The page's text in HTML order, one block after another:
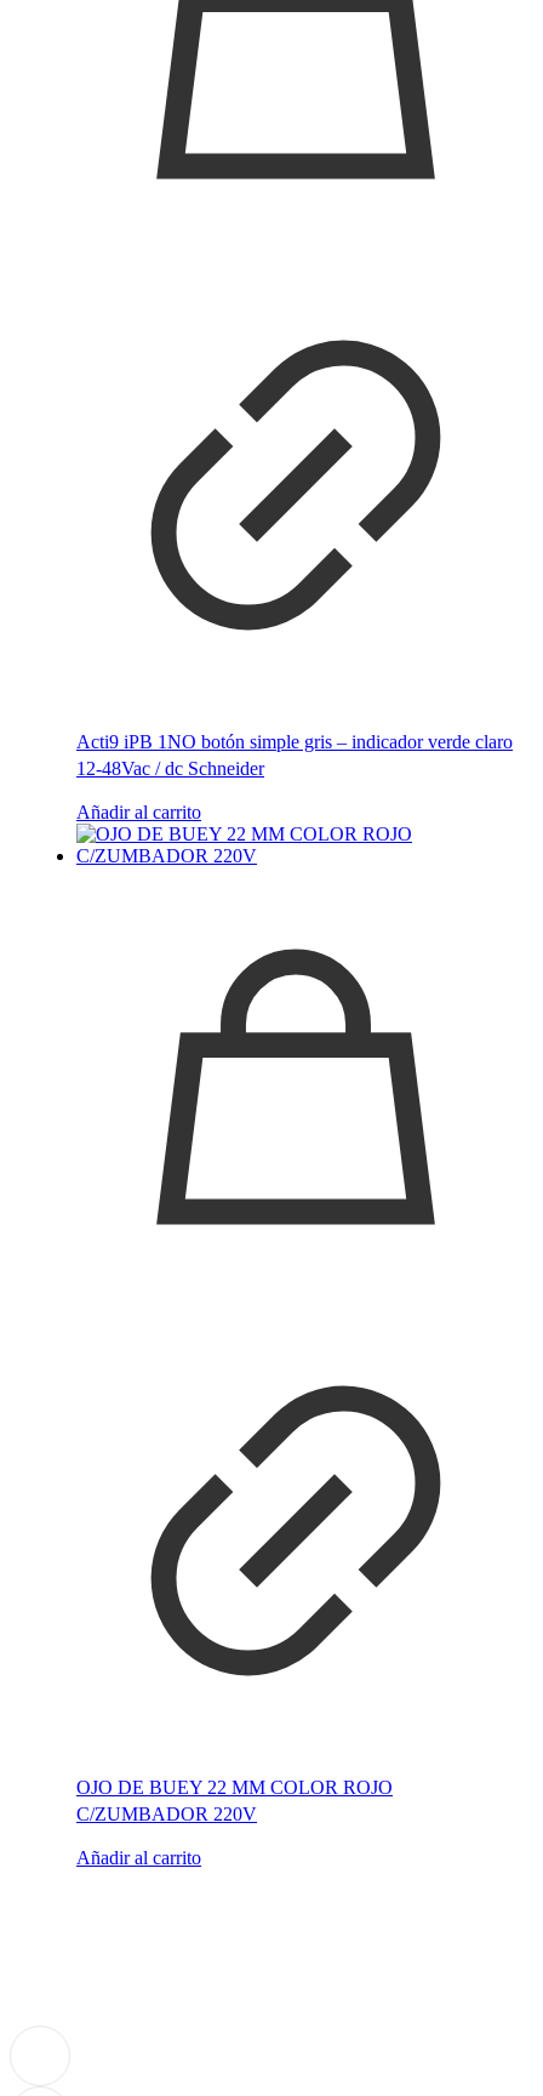
Acti9 iPB 1NO botón simple gris – indicador verde claro
12-48Vac / dc Schneider
Añadir al carrito
OJO DE BUEY 22 MM COLOR ROJO
C/ZUMBADOR 220V
Añadir al carrito